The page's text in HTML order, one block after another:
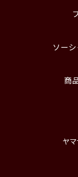
ソー
商
ヤ